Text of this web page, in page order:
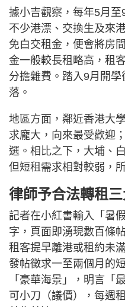
據小吉觀察，每年5月至
不少港漂、交換生及來
免白交租金，便會將房
金一般較長租略高，租
分擔雜費。踏入9月開
落。
地區方面，鄰近香港大
求龐大，向來最受歡迎
選。相比之下，大埔、
但短租需求相對較弱，
律師予合法轉租
記者在小紅書輸入「暑
字，頁面即湧現數百條
租客提早離港或租約未
發帖徵求一至兩個月的
「豪華海景」，明言「
可小刀（議價），每週